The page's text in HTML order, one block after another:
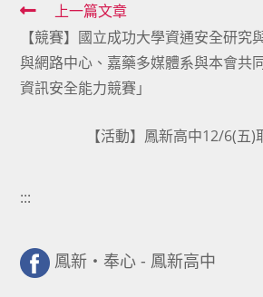
Read
more
articles
上一篇文章
【競賽】國立成功大學資通安全研究
與網路中心、嘉藥多媒體系與本會共
資訊安全能力競賽」
【活動】鳳新高中12/6(五
:::
鳳新・奉心 - 鳳新高中